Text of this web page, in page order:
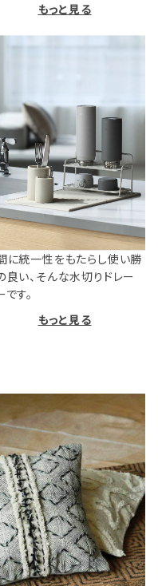
もっと見る
に統一性をもたらし使い勝
良い、そんな水切りドレー
です。
もっと見る